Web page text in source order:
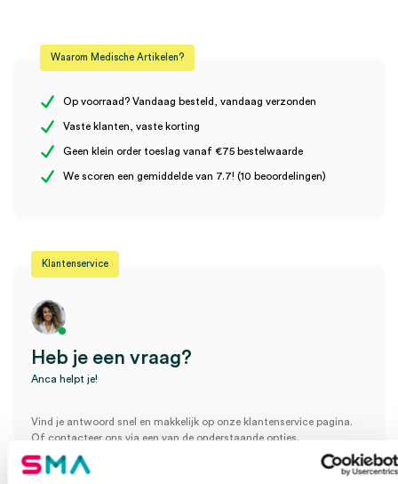
Kleur geel
Steriel
Er zijn nog geen beoordelingen.
kindermotief (1)” te beoordelen
Waarom Medische Artikelen?
Op voorraad? Vandaag besteld, vandaag verzonden
Vaste klanten, vaste korting
Geen klein order toeslag vanaf €75 bestelwaarde
We scoren een gemiddelde van 7.7! (10 beoordelingen)
Klantenservice
Heb je een vraag?
Anca helpt je!
Vind je antwoord snel en makkelijk op onze klantenservice pagina.
Of contacteer ons via een van de onderstaande opties.
Onze klantenservice is bereikbaar van maandag t/m vrijdag van
08:30 tot 17:00